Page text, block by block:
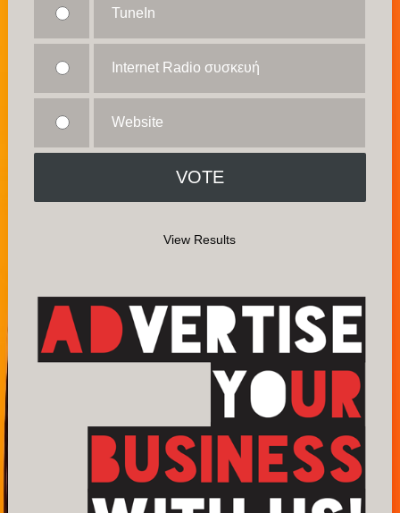
TuneIn
Internet Radio συσκευή
Website
View Results